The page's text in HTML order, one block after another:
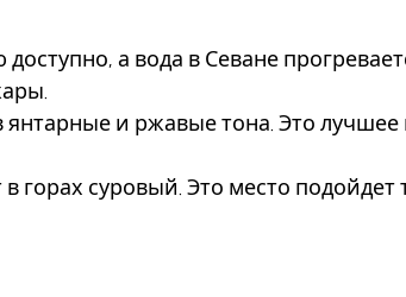
а вода в Севане
и ржавые тона. Это лучшее
горах суровый. Это место